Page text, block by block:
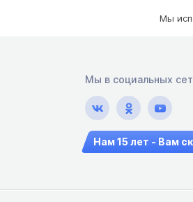
Мы
Мы в социальных
Нам 15 лет - Вам